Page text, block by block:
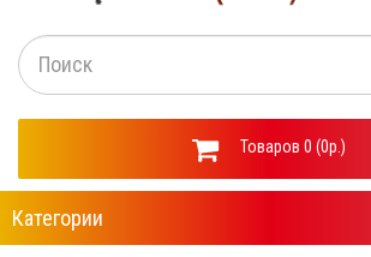
Товаров 0 (0р.)
Категории